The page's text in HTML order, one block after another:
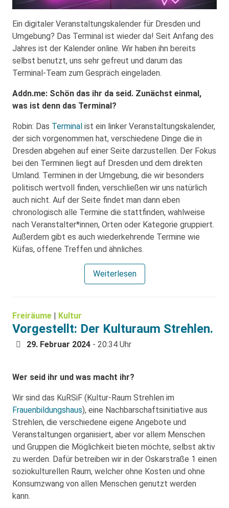
Ein digitaler Veranstaltungskalender für Dresden und
Umgebung? Das Terminal ist wieder da! Seit Anfang des
Jahres ist der Kalender online. Wir haben ihn bereits
selbst benutzt, uns sehr gefreut und darum das
Terminal-Team zum Gespräch eingeladen.
Addn.me: Schön das ihr da seid. Zunächst einmal,
was ist denn das Terminal?
Robin: Das Terminal ist ein linker Veranstaltungskalender,
der sich vorgenommen hat, verschiedene Dinge die in
Dresden abgehen auf einer Seite darzustellen. Der Fokus
bei den Terminen liegt auf Dresden und dem direkten
Umland. Terminen in der Umgebung, die wir besonders
politisch wertvoll finden, verschließen wir uns natürlich
auch nicht. Auf der Seite findet man dann eben
chronologisch alle Termine die stattfinden, wahlweise
nach Veranstalter*innen, Orten oder Kategorie gruppiert.
Außerdem gibt es auch wiederkehrende Termine wie
Küfas, offene Treffen und ähnliches.
Weiterlesen
Freiräume | Kultur
Vorgestellt: Der Kulturaum Strehlen.
29. Februar 2024 - 20:34 Uhr
Wer seid ihr und was macht ihr?
Wir sind das KuRSiF (Kultur-Raum Strehlen im
Frauenbildungshaus), eine Nachbarschaftsinitiative aus
Strehlen, die verschiedene eigene Angebote und
Veranstaltungen organisiert, aber vor allem Menschen
und Gruppen die Möglichkeit bieten möchte, selbst aktiv
zu werden. Dafür betreiben wir in der Oskarstraße 1 einen
soziokulturellen Raum, welcher ohne Kosten und ohne
Konsumzwang von allen Menschen genutzt werden
kann.